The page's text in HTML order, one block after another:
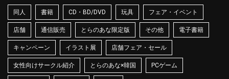
同人 書籍 CD・BD/DVD 玩具 フェア・イベント
店舗 通信販売 とらのあな限定版 その他 電子書籍
キャンペーン イラスト展 店舗フェア・セール
女性向けサークル紹介 とらのあな×韓国 PCゲーム